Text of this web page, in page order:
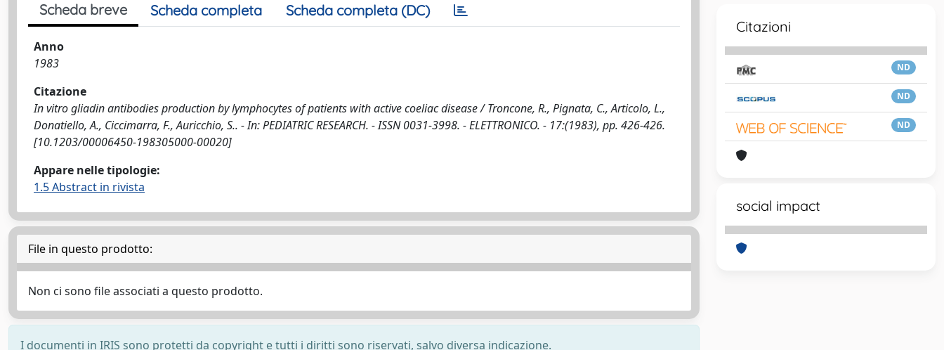
Scheda breve Scheda completa Scheda completa (DC)
Anno
1983
Citazione
In vitro gliadin antibodies production by lymphocytes of patients with active coeliac disease / Troncone, R., Pignata, C., Articolo, L.,
Donatiello, A., Ciccimarra, F., Auricchio, S.. - In: PEDIATRIC RESEARCH. - ISSN 0031-3998. - ELETTRONICO. - 17:(1983), pp. 426-426.
[10.1203/00006450-198305000-00020]
Appare nelle tipologie:
1.5 Abstract in rivista
File in questo prodotto:
Non ci sono file associati a questo prodotto.
I documenti in IRIS sono protetti da copyright e tutti i diritti sono riservati, salvo diversa indicazione.
Citazioni
ND
ND
ND
social impact